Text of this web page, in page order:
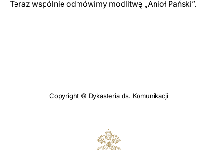
Teraz wspólnie odmówimy modlitwę „Anioł Pański”.
Copyright © Dykasteria ds. Komunikacji